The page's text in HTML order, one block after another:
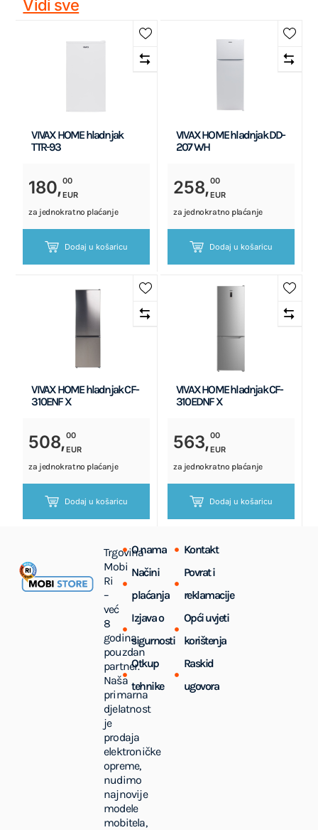
Vidi sve
VIVAX HOME hladnjak
TTR-93
180,00
EUR
za jednokratno plaćanje
Dodaj u košaricu
VIVAX HOME hladnjak DD-
207 WH
258,00
EUR
za jednokratno plaćanje
Dodaj u košaricu
VIVAX HOME hladnjak CF-
310ENF X
508,00
EUR
za jednokratno plaćanje
Dodaj u košaricu
VIVAX HOME hladnjak CF-
310EDNF X
563,00
EUR
za jednokratno plaćanje
Dodaj u košaricu
Trgovina
Mobi
Ri
–
već
8
godina
pouzdan
partner.
Naša
primarna
djelatnost
je
prodaja
elektroničke
opreme,
nudimo
najnovije
modele
mobitela,
O nama
Kontakt
Načini
plaćanja
Povrat i
reklamacije
Izjava o
sigurnosti
Opći uvjeti
korištenja
Otkup
tehnike
Raskid
ugovora